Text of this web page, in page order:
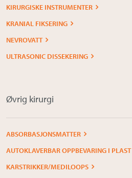
KIRURGISKE INSTRUMENTER
KRANIAL FIKSERING
NEVROVATT
ULTRASONIC DISSEKERING
Øvrig kirurgi
ABSORBASJONSMATTER
AUTOKLAVERBAR OPPBEVARING I PLAST
KARSTRIKKER/MEDILOOPS